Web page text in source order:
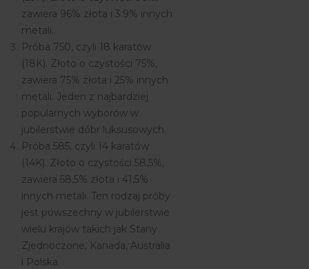
zawiera 96% złota i 3.9% innych
metali.
Próba 750, czyli 18 karatów
(18K). Złoto o czystości 75%,
zawiera 75% złota i 25% innych
metali. Jeden z najbardziej
popularnych wyborów w
jubilerstwie dóbr luksusowych.
Próba 585, czyli 14 karatów
(14K). Złoto o czystości 58,5%,
zawiera 58,5% złota i 41,5%
innych metali. Ten rodzaj próby
jest powszechny w jubilerstwie
wielu krajów takich jak Stany
Zjednoczone, Kanada, Australia
i Polska.